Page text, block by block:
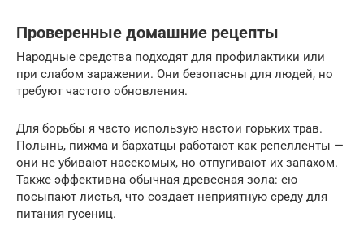
Проверенные домашние рецепты
Народные средства подходят для профилактики или
при слабом заражении. Они безопасны для людей, но
требуют частого обновления.
Для борьбы я часто использую настои горьких трав.
Полынь, пижма и бархатцы работают как репелленты —
они не убивают насекомых, но отпугивают их запахом.
Также эффективна обычная древесная зола: ею
посыпают листья, что создает неприятную среду для
питания гусениц.